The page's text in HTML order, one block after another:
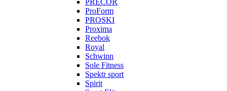
PRECOR
ProForm
PROSKI
Proxima
Reebok
Royal
Schwinn
Sole Fitness
Spektr sport
Spirit